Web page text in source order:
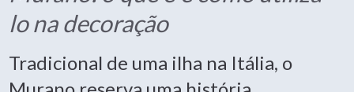
lo na decoração
Tradicional de uma ilha na Itália, o